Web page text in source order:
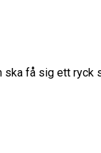
få sig ett ryck